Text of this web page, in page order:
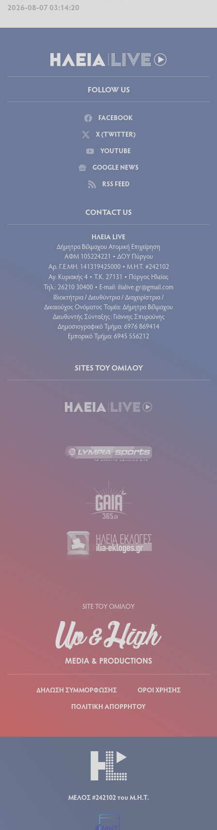
2026-08-07 03:14:20
FOLLOW US
FACEBOOK
X (TWITTER)
YOUTUBE
GOOGLE NEWS
RSS FEED
CONTACT US
ΗΛΕΙΑ LIVE
Δήμητρα Βέλμαχου Ατομική Επιχείρηση
ΑΦΜ 105224221 • ΔΟΥ Πύργου
Aρ. Γ.Ε.ΜΗ. 141319425000 • Μ.Η.Τ. #242102
Αγ. Κυριακής 4 • Τ.Κ. 27131 • Πύργος Ηλείας
Τηλ.: 26210 30400 • E-mail: ilialive.gr@gmail.com
Ιδιοκτήτρια / Διευθύντρια / Διαχειρίστρια /
Δικαιούχος Ονόματος Τομέα: Δήμητρα Βέλμαχου
Διευθυντής Σύνταξης: Γιάννης Σπυρούνης
Δημοσιογραφικό Τμήμα: 6976 869414
Εμπορικό Τμήμα: 6945 556212
SITES ΤΟΥ ΟΜΙΛΟΥ
SITE ΤΟΥ ΟΜΙΛΟΥ
ΔΗΛΩΣΗ ΣΥΜΜΟΡΦΩΣΗΣ
ΟΡΟΙ ΧΡΗΣΗΣ
ΠΟΛΙΤΙΚΗ ΑΠΟΡΡΗΤΟΥ
ΜΕΛΟΣ #242102 του Μ.Η.Τ.